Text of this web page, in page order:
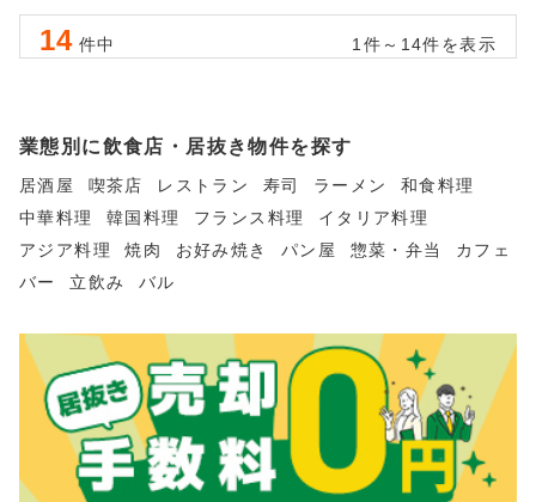
14 件中 1件～14件を表示
業態別に飲食店・居抜き物件を探す
居酒屋 喫茶店 レストラン 寿司 ラーメン
和食料理
中華料理
韓国料理 フランス料理
イタリア料理
アジア料理
焼肉 お好み焼き パン屋 惣菜・弁当
カフェ
バー
立飲み バル